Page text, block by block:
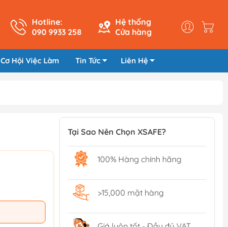
Hotline:
090 9933 258
Hệ thống
Cửa hàng
Cơ Hội Việc Làm Tin Tức Liên Hệ
Tại Sao Nên Chọn XSAFE?
100% Hàng chính hãng
>15,000 mặt hàng